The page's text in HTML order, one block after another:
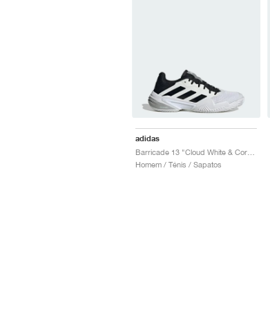
adidas
Homem / Ténis / Sapatos